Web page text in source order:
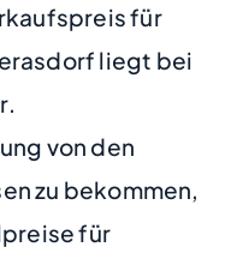
für
liegt bei
von den
zu bekommen,
für